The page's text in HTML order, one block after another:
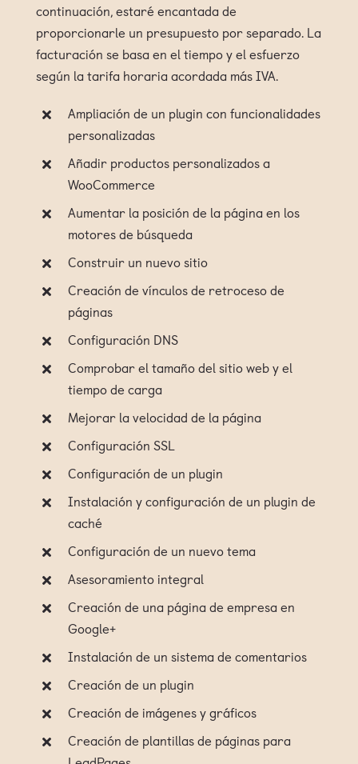
continuación, estaré encantada de
proporcionarle un presupuesto por separado. La
facturación se basa en el tiempo y el esfuerzo
según la tarifa horaria acordada más IVA.
Ampliación de un plugin con funcionalidades
personalizadas
Añadir productos personalizados a
WooCommerce
Aumentar la posición de la página en los
motores de búsqueda
Construir un nuevo sitio
Creación de vínculos de retroceso de
páginas
Configuración DNS
Comprobar el tamaño del sitio web y el
tiempo de carga
Mejorar la velocidad de la página
Configuración SSL
Configuración de un plugin
Instalación y configuración de un plugin de
caché
Configuración de un nuevo tema
Asesoramiento integral
Creación de una página de empresa en
Google+
Instalación de un sistema de comentarios
Creación de un plugin
Creación de imágenes y gráficos
Creación de plantillas de páginas para